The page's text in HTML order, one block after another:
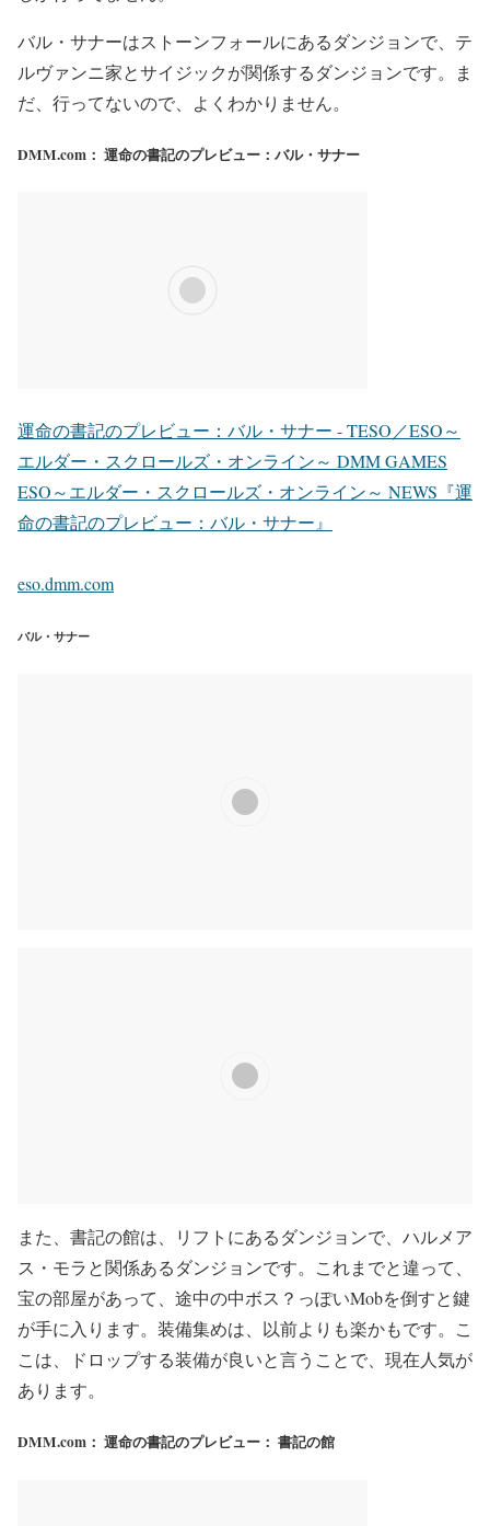
バル・サナーはストーンフォールにあるダンジョンで、テ
ルヴァンニ家とサイジックが関係するダンジョンです。ま
だ、行ってないので、よくわかりません。
DMM.com： 運命の書記のプレビュー：バル・サナー
運命の書記のプレビュー：バル・サナー - TESO／ESO～
エルダー・スクロールズ・オンライン～ DMM GAMES
ESO～エルダー・スクロールズ・オンライン～ NEWS『運
命の書記のプレビュー：バル・サナー』
eso.dmm.com
バル・サナー
また、書記の館は、リフトにあるダンジョンで、ハルメア
ス・モラと関係あるダンジョンです。これまでと違って、
宝の部屋があって、途中の中ボス？っぽいMobを倒すと鍵
が手に入ります。装備集めは、以前よりも楽かもです。こ
こは、ドロップする装備が良いと言うことで、現在人気が
あります。
DMM.com： 運命の書記のプレビュー： 書記の館